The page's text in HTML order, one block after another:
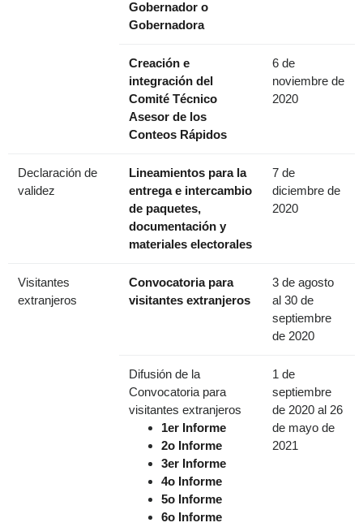
Gobernador o
Gobernadora
Creación e
integración del
Comité Técnico
Asesor de los
Conteos Rápidos
6 de
noviembre de
2020
Declaración de
validez
Lineamientos para la
entrega e intercambio
de paquetes,
documentación y
materiales electorales
7 de
diciembre de
2020
Visitantes
extranjeros
Convocatoria para
visitantes extranjeros
3 de agosto
al 30 de
septiembre
de 2020
Difusión de la
Convocatoria para
visitantes extranjeros
1er Informe
2o Informe
3er Informe
4o Informe
5o Informe
6o Informe
1 de
septiembre
de 2020 al 26
de mayo de
2021